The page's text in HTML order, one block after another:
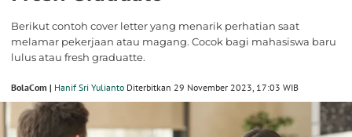
Berikut contoh cover letter yang menarik perhatian saat
melamar pekerjaan atau magang. Cocok bagi mahasiswa baru
lulus atau fresh graduatte.
BolaCom | Hanif Sri Yulianto Diterbitkan 29 November 2023, 17:03 WIB